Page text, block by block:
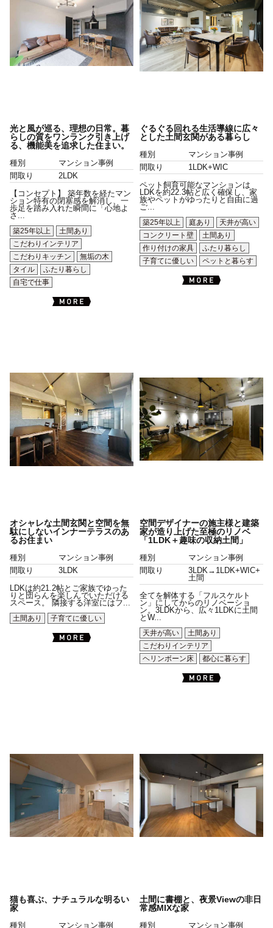
光と風が巡る、理想の日常。暮
らしの質をワンランク引き上げ
る、機能美を追求した住まい。
種別
マンション事例
間取り
2LDK
【コンセプト】 築年数を経たマン
ション特有の閉塞感を解消し、一
歩足を踏み入れた瞬間に「心地よ
さ...
築25年以上
土間あり
こだわりインテリア
こだわりキッチン
無垢の木
タイル
ふたり暮らし
自宅で仕事
ぐるぐる回れる生活導線に広々
とした土間玄関がある暮らし
種別
マンション事例
間取り
1LDK+WIC
ペット飼育可能なマンションは
LDKを約22.3帖と広く確保し、家
族やペットがゆったりと自由に過
ご...
築25年以上
庭あり
天井が高い
コンクリート壁
土間あり
作り付けの家具
ふたり暮らし
子育てに優しい
ペットと暮らす
オシャレな土間玄関と空間を無
駄にしないインナーテラスのあ
るお住まい
種別
マンション事例
間取り
3LDK
LDKは約21.2帖とご家族でゆった
りと団らんを楽しんでいただける
スペース。 隣接する洋室にはフ...
土間あり
子育てに優しい
空間デザイナーの施主様と建築
家が造り上げた至極のリノベ
「1LDK＋趣味の収納土間」
種別
マンション事例
間取り
3LDK→1LDK+WIC+
土間
全てを解体する「フルスケルト
ン」にしてからのリノベーショ
ン。3LDKから、広々1LDKに土間
とW...
天井が高い
土間あり
こだわりインテリア
ヘリンボーン床
都心に暮らす
猫も喜ぶ、ナチュラルな明るい
家
種別 マンション事例
土間に書棚と、夜景Viewの非日
常感MIXな家
種別 マンション事例